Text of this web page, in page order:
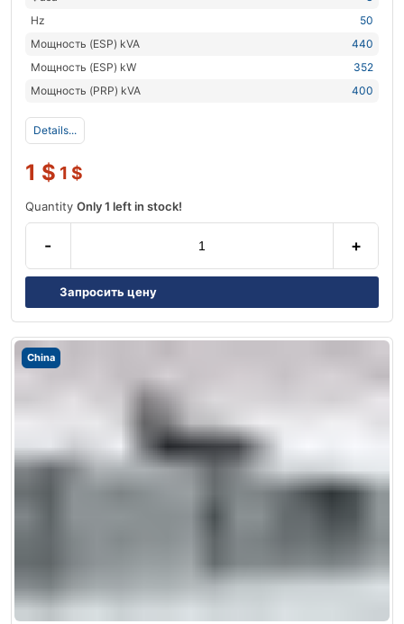
Hz
50
Мощность (ESP) kVA
440
Мощность (ESP) kW
352
Мощность (PRP) kVA
400
Details...
1 $ 1 $
Quantity Only 1 left in stock!
- +
Запросить цену
China